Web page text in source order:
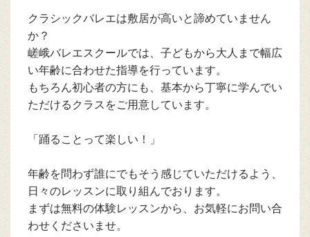
クラシックバレエは敷居が高いと諦めていません
か？
嵯峨バレエスクールでは、子どもから大人まで幅広
い年齢に合わせた指導を行っています。
もちろん初心者の方にも、基本から丁寧に学んでい
ただけるクラスをご用意しています。
「踊ることって楽しい！」
年齢を問わず誰にでもそう感じていただけるよう、
日々のレッスンに取り組んでおります。
まずは無料の体験レッスンから、お気軽にお問い合
わせくださいませ。